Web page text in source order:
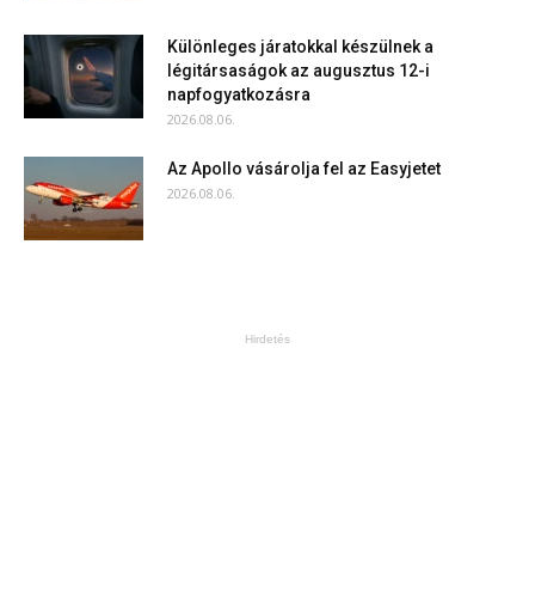
Különleges járatokkal készülnek a
légitársaságok az augusztus 12-i
napfogyatkozásra
2026.08.06.
Az Apollo vásárolja fel az Easyjetet
2026.08.06.
Hirdetés